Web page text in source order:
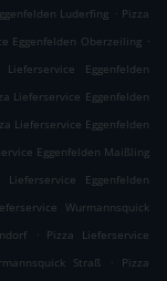
Luderfing . Pizza
Eggenfelden Oberzeiling .
Lieferservice Eggenfelden
Lieferservice Eggenfelden
Lieferservice Eggenfelden
Eggenfelden Maißling
Lieferservice Eggenfelden
Wurmannsquick
. Pizza Lieferservice
Straß .
Pizza